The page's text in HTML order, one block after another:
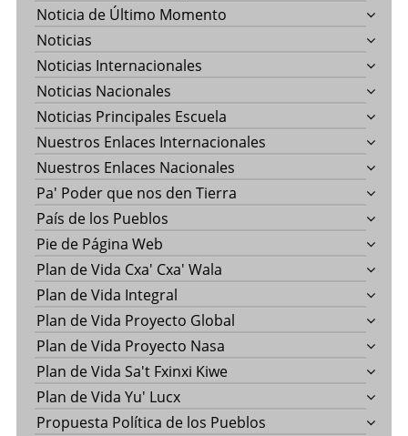
Noticia de Último Momento
Noticias
Noticias Internacionales
Noticias Nacionales
Noticias Principales Escuela
Nuestros Enlaces Internacionales
Nuestros Enlaces Nacionales
Pa' Poder que nos den Tierra
País de los Pueblos
Pie de Página Web
Plan de Vida Cxa' Cxa' Wala
Plan de Vida Integral
Plan de Vida Proyecto Global
Plan de Vida Proyecto Nasa
Plan de Vida Sa't Fxinxi Kiwe
Plan de Vida Yu' Lucx
Propuesta Política de los Pueblos